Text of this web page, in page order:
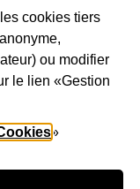
cookies tiers
ou modifier
le lien «Gestion
»
Tremblay 2-
de-France